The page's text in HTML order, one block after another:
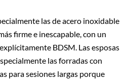
las de acero inoxidable
firme e inescapable, con un
BDSM. Las esposas
las forradas con
para sesiones largas porque